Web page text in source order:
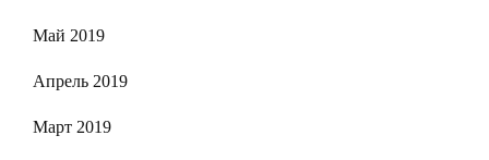
Май 2019
Апрель 2019
Март 2019